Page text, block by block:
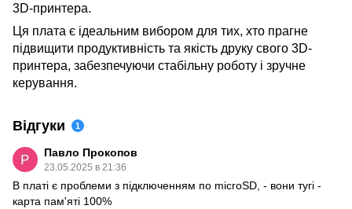
3D-принтера.
Ця плата є ідеальним вибором для тих, хто прагне
підвищити продуктивність та якість друку свого 3D-
принтера, забезпечуючи стабільну роботу і зручне
керування.
Відгуки 1
Павло Прокопов
23.05.2025 в 21:36
В платі є проблеми з підключенням по microSD, - вони тугі -
карта пам'яті 100%